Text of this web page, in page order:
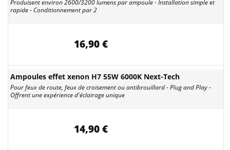
Produisent environ 2600/3200 lumens par ampoule - Installation simple et
rapide - Conditionnement par 2
16,90 €
Ampoules effet xenon H7 55W 6000K Next-Tech
Pour feux de route, feux de croisement ou antibrouillard - Plug and Play -
Offrent une expérience d'éclairage unique
14,90 €